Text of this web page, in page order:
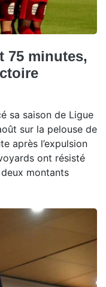
75 minutes,
sa saison de Ligue
sur la pelouse de
après l’expulsion
ont résisté
montants